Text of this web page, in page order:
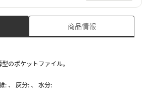
商品情報
のポケットファイル。
: 、 灰分: 、 水分: